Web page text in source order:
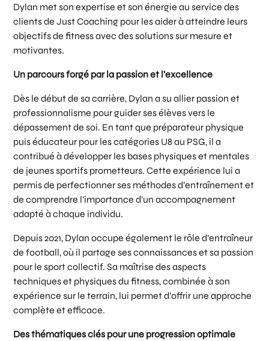
Dylan met son expertise et son énergie au service des
clients de Just Coaching pour les aider à atteindre leurs
objectifs de fitness avec des solutions sur mesure et
motivantes.
Un parcours forgé par la passion et l’excellence
Dès le début de sa carrière, Dylan a su allier passion et
professionnalisme pour guider ses élèves vers le
dépassement de soi. En tant que préparateur physique
puis éducateur pour les catégories U8 au PSG, il a
contribué à développer les bases physiques et mentales
de jeunes sportifs prometteurs. Cette expérience lui a
permis de perfectionner ses méthodes d’entraînement et
de comprendre l’importance d’un accompagnement
adapté à chaque individu.
Depuis 2021, Dylan occupe également le rôle d’entraîneur
de football, où il partage ses connaissances et sa passion
pour le sport collectif. Sa maîtrise des aspects
techniques et physiques du fitness, combinée à son
expérience sur le terrain, lui permet d’offrir une approche
complète et efficace.
Des thématiques clés pour une progression optimale